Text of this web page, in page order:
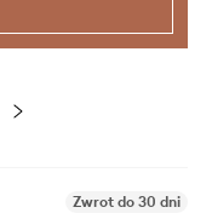
Zwrot do 30 dni